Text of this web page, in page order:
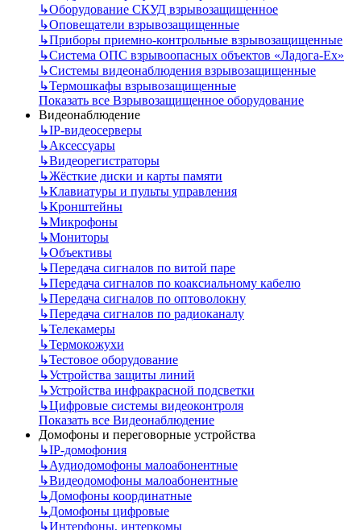
↳Оборудование СКУД взрывозащищенное
↳Оповещатели взрывозащищенные
↳Приборы приемно-контрольные взрывозащищенные
↳Система ОПС взрывоопасных объектов «Ладога-Ex»
↳Системы видеонаблюдения взрывозащищенные
↳Термошкафы взрывозащищенные
Показать все Взрывозащищенное оборудование
Видеонаблюдение
↳IP-видеосерверы
↳Аксессуары
↳Видеорегистраторы
↳Жёсткие диски и карты памяти
↳Клавиатуры и пульты управления
↳Кронштейны
↳Микрофоны
↳Мониторы
↳Объективы
↳Передача сигналов по витой паре
↳Передача сигналов по коаксиальному кабелю
↳Передача сигналов по оптоволокну
↳Передача сигналов по радиоканалу
↳Телекамеры
↳Термокожухи
↳Тестовое оборудование
↳Устройства защиты линий
↳Устройства инфракрасной подсветки
↳Цифровые системы видеоконтроля
Показать все Видеонаблюдение
Домофоны и переговорные устройства
↳IP-домофония
↳Аудиодомофоны малоабонентные
↳Видеодомофоны малоабонентные
↳Домофоны координатные
↳Домофоны цифровые
↳Интерфоны, интеркомы